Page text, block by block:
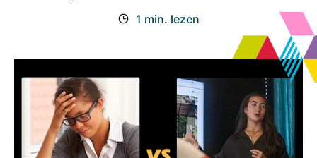
1 min. lezen